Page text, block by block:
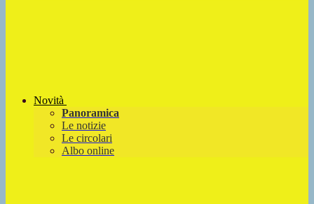
Novità
Panoramica
Le notizie
Le circolari
Albo online